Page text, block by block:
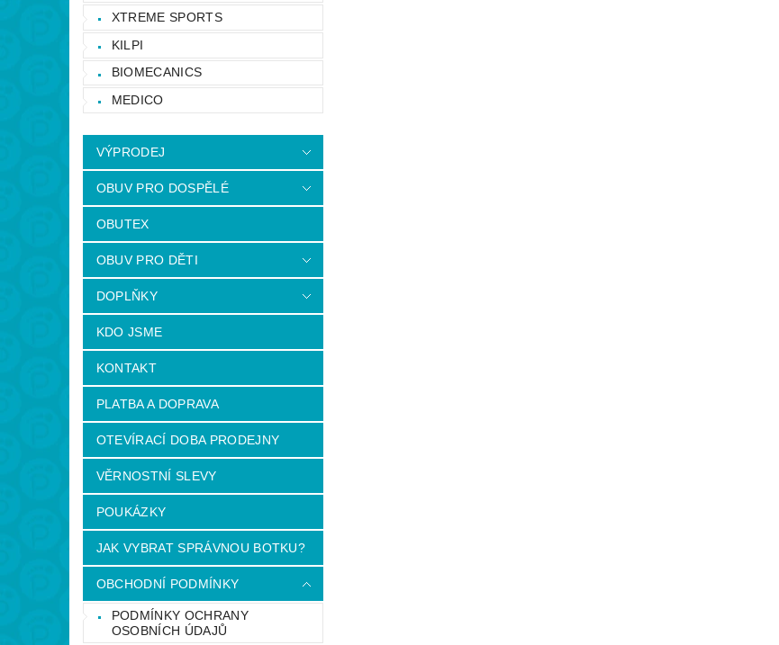
XTREME SPORTS
KILPI
BIOMECANICS
MEDICO
VÝPRODEJ
OBUV PRO DOSPĚLÉ
OBUTEX
OBUV PRO DĚTI
DOPLŇKY
KDO JSME
KONTAKT
PLATBA A DOPRAVA
OTEVÍRACÍ DOBA PRODEJNY
VĚRNOSTNÍ SLEVY
POUKÁZKY
JAK VYBRAT SPRÁVNOU BOTKU?
OBCHODNÍ PODMÍNKY
PODMÍNKY OCHRANY
OSOBNÍCH ÚDAJŮ